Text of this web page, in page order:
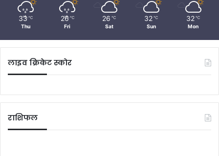
33 ℃
Thu
26 ℃
Fri
26 ℃
Sat
32 ℃
Sun
32 ℃
Mon
लाइव क्रिकेट स्कोर
राशिफल